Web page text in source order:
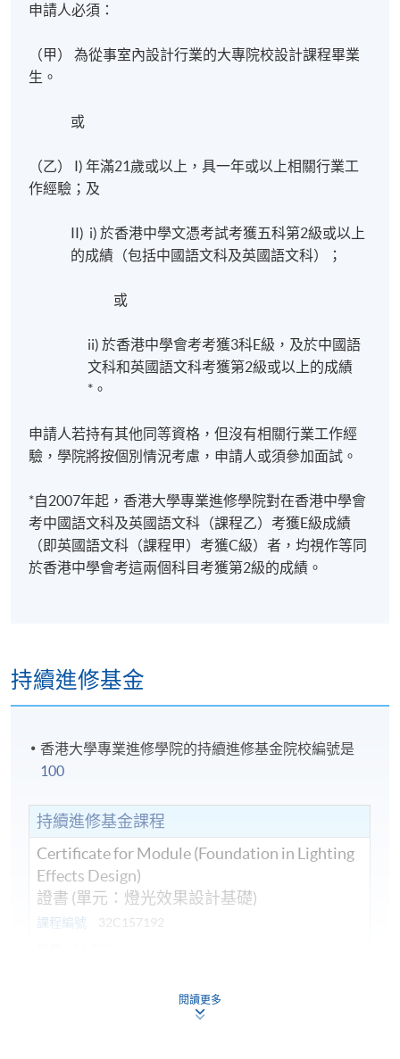
申請人必須：
（甲） 為從事室內設計行業的大專院校設計課程畢業
生。
或
（乙） I) 年滿21歲或以上，具一年或以上相關行業工
作經驗；及
II) i) 於香港中學文憑考試考獲五科第2級或以上
的成績（包括中國語文科及英國語文科）；
或
ii) 於香港中學會考考獲3科E級，及於中國語
文科和英國語文科考獲第2級或以上的成績
*。
申請人若持有其他同等資格，但沒有相關行業工作經
驗，學院將按個別情況考慮，申請人或須參加面試。
*自2007年起，香港大學專業進修學院對在香港中學會
考中國語文科及英國語文科（課程乙）考獲E級成績
（即英國語文科（課程甲）考獲C級）者，均視作等同
於香港中學會考這兩個科目考獲第2級的成績。
持續進修基金
香港大學專業進修學院的持續進修基金院校編號是
100
持續進修基金課程
Certificate for Module (Foundation in Lighting
Effects Design)
證書 (單元：燈光效果設計基礎)
課程編號
32C157192
閱讀更多